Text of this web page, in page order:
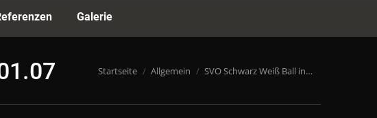
Galerie
Du bist hier:
Startseite Allgemein SVO Schwarz Weiß Ball in…